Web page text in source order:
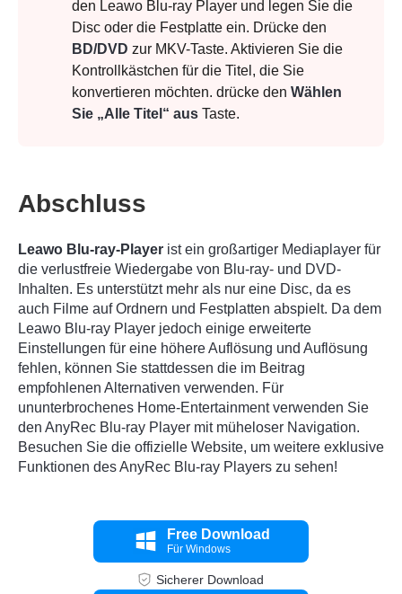
den Leawo Blu-ray Player und legen Sie die
Disc oder die Festplatte ein. Drücke den
BD/DVD zur MKV-Taste. Aktivieren Sie die
Kontrollkästchen für die Titel, die Sie
konvertieren möchten. drücke den Wählen
Sie „Alle Titel“ aus Taste.
Abschluss
Leawo Blu-ray-Player ist ein großartiger Mediaplayer für
die verlustfreie Wiedergabe von Blu-ray- und DVD-
Inhalten. Es unterstützt mehr als nur eine Disc, da es
auch Filme auf Ordnern und Festplatten abspielt. Da dem
Leawo Blu-ray Player jedoch einige erweiterte
Einstellungen für eine höhere Auflösung und Auflösung
fehlen, können Sie stattdessen die im Beitrag
empfohlenen Alternativen verwenden. Für
ununterbrochenes Home-Entertainment verwenden Sie
den AnyRec Blu-ray Player mit müheloser Navigation.
Besuchen Sie die offizielle Website, um weitere exklusive
Funktionen des AnyRec Blu-ray Players zu sehen!
Free Download
Für Windows
Sicherer Download